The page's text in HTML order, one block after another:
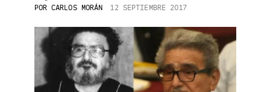
PORCARLOS MORÁN 12 SEPTIEMBRE 2017